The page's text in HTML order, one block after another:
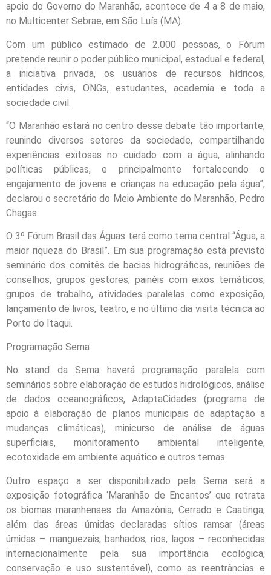
apoio do Governo do Maranhão, acontece de 4 a 8 de maio,
no Multicenter Sebrae, em São Luís (MA).
Com um público estimado de 2.000 pessoas, o Fórum
pretende reunir o poder público municipal, estadual e federal,
a iniciativa privada, os usuários de recursos hídricos,
entidades civis, ONGs, estudantes, academia e toda a
sociedade civil.
“O Maranhão estará no centro desse debate tão importante,
reunindo diversos setores da sociedade, compartilhando
experiências exitosas no cuidado com a água, alinhando
políticas públicas, e principalmente fortalecendo o
engajamento de jovens e crianças na educação pela água”,
declarou o secretário do Meio Ambiente do Maranhão, Pedro
Chagas.
O 3º Fórum Brasil das Águas terá como tema central “Água, a
maior riqueza do Brasil”. Em sua programação está previsto
seminário dos comitês de bacias hidrográficas, reuniões de
conselhos, grupos gestores, painéis com eixos temáticos,
grupos de trabalho, atividades paralelas como exposição,
lançamento de livros, teatro, e no último dia visita técnica ao
Porto do Itaqui.
Programação Sema
No stand da Sema haverá programação paralela com
seminários sobre elaboração de estudos hidrológicos, análise
de dados oceanográficos, AdaptaCidades (programa de
apoio à elaboração de planos municipais de adaptação a
mudanças climáticas), minicurso de análise de águas
superficiais, monitoramento ambiental inteligente,
ecotoxidade em ambiente aquático e outros temas.
Outro espaço a ser disponibilizado pela Sema será a
exposição fotográfica ‘Maranhão de Encantos’ que retrata
os biomas maranhenses da Amazônia, Cerrado e Caatinga,
além das áreas úmidas declaradas sítios ramsar (áreas
úmidas – manguezais, banhados, rios, lagos – reconhecidas
internacionalmente pela sua importância ecológica,
conservação e uso sustentável), como as reentrâncias e